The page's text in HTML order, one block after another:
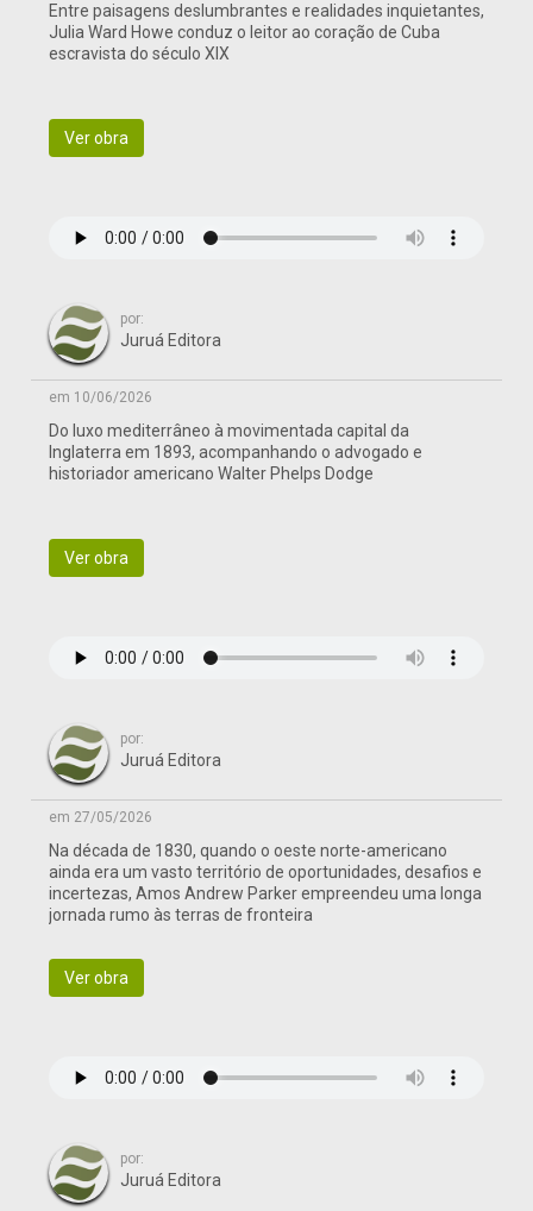
Entre paisagens deslumbrantes e realidades inquietantes,
Julia Ward Howe conduz o leitor ao coração de Cuba
escravista do século XIX
Ver obra
por:
Juruá Editora
em 10/06/2026
Do luxo mediterrâneo à movimentada capital da
Inglaterra em 1893, acompanhando o advogado e
historiador americano Walter Phelps Dodge
Ver obra
por:
Juruá Editora
em 27/05/2026
Na década de 1830, quando o oeste norte-americano
ainda era um vasto território de oportunidades, desafios e
incertezas, Amos Andrew Parker empreendeu uma longa
jornada rumo às terras de fronteira
Ver obra
por:
Juruá Editora